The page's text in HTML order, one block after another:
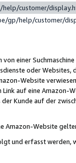
customer/
gp/help/customer/
einer
oder Websites,
Website
auf eine
Kunde auf der
Amazon-Website
und erfasst werden,